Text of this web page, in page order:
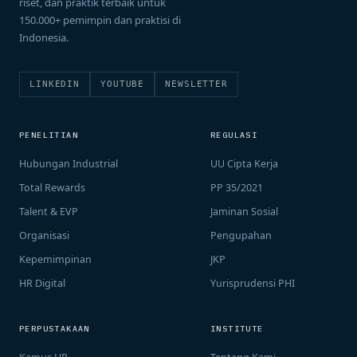
150.000+ pemimpin dan praktisi di
Indonesia.
LINKEDIN YOUTUBE NEWSLETTER
PENELITIAN
Hubungan Industrial
Total Rewards
Talent & EVP
Organisasi
Kepemimpinan
HR Digital
REGULASI
UU Cipta Kerja
PP 35/2021
Jaminan Sosial
Pengupahan
JKP
Yurisprudensi PHI
PERPUSTAKAAN INSTITUTE